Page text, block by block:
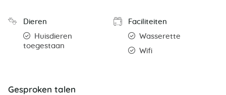
Dieren
Huisdieren
toegestaan
Faciliteiten
Wasserette
Wifi
Gesproken talen